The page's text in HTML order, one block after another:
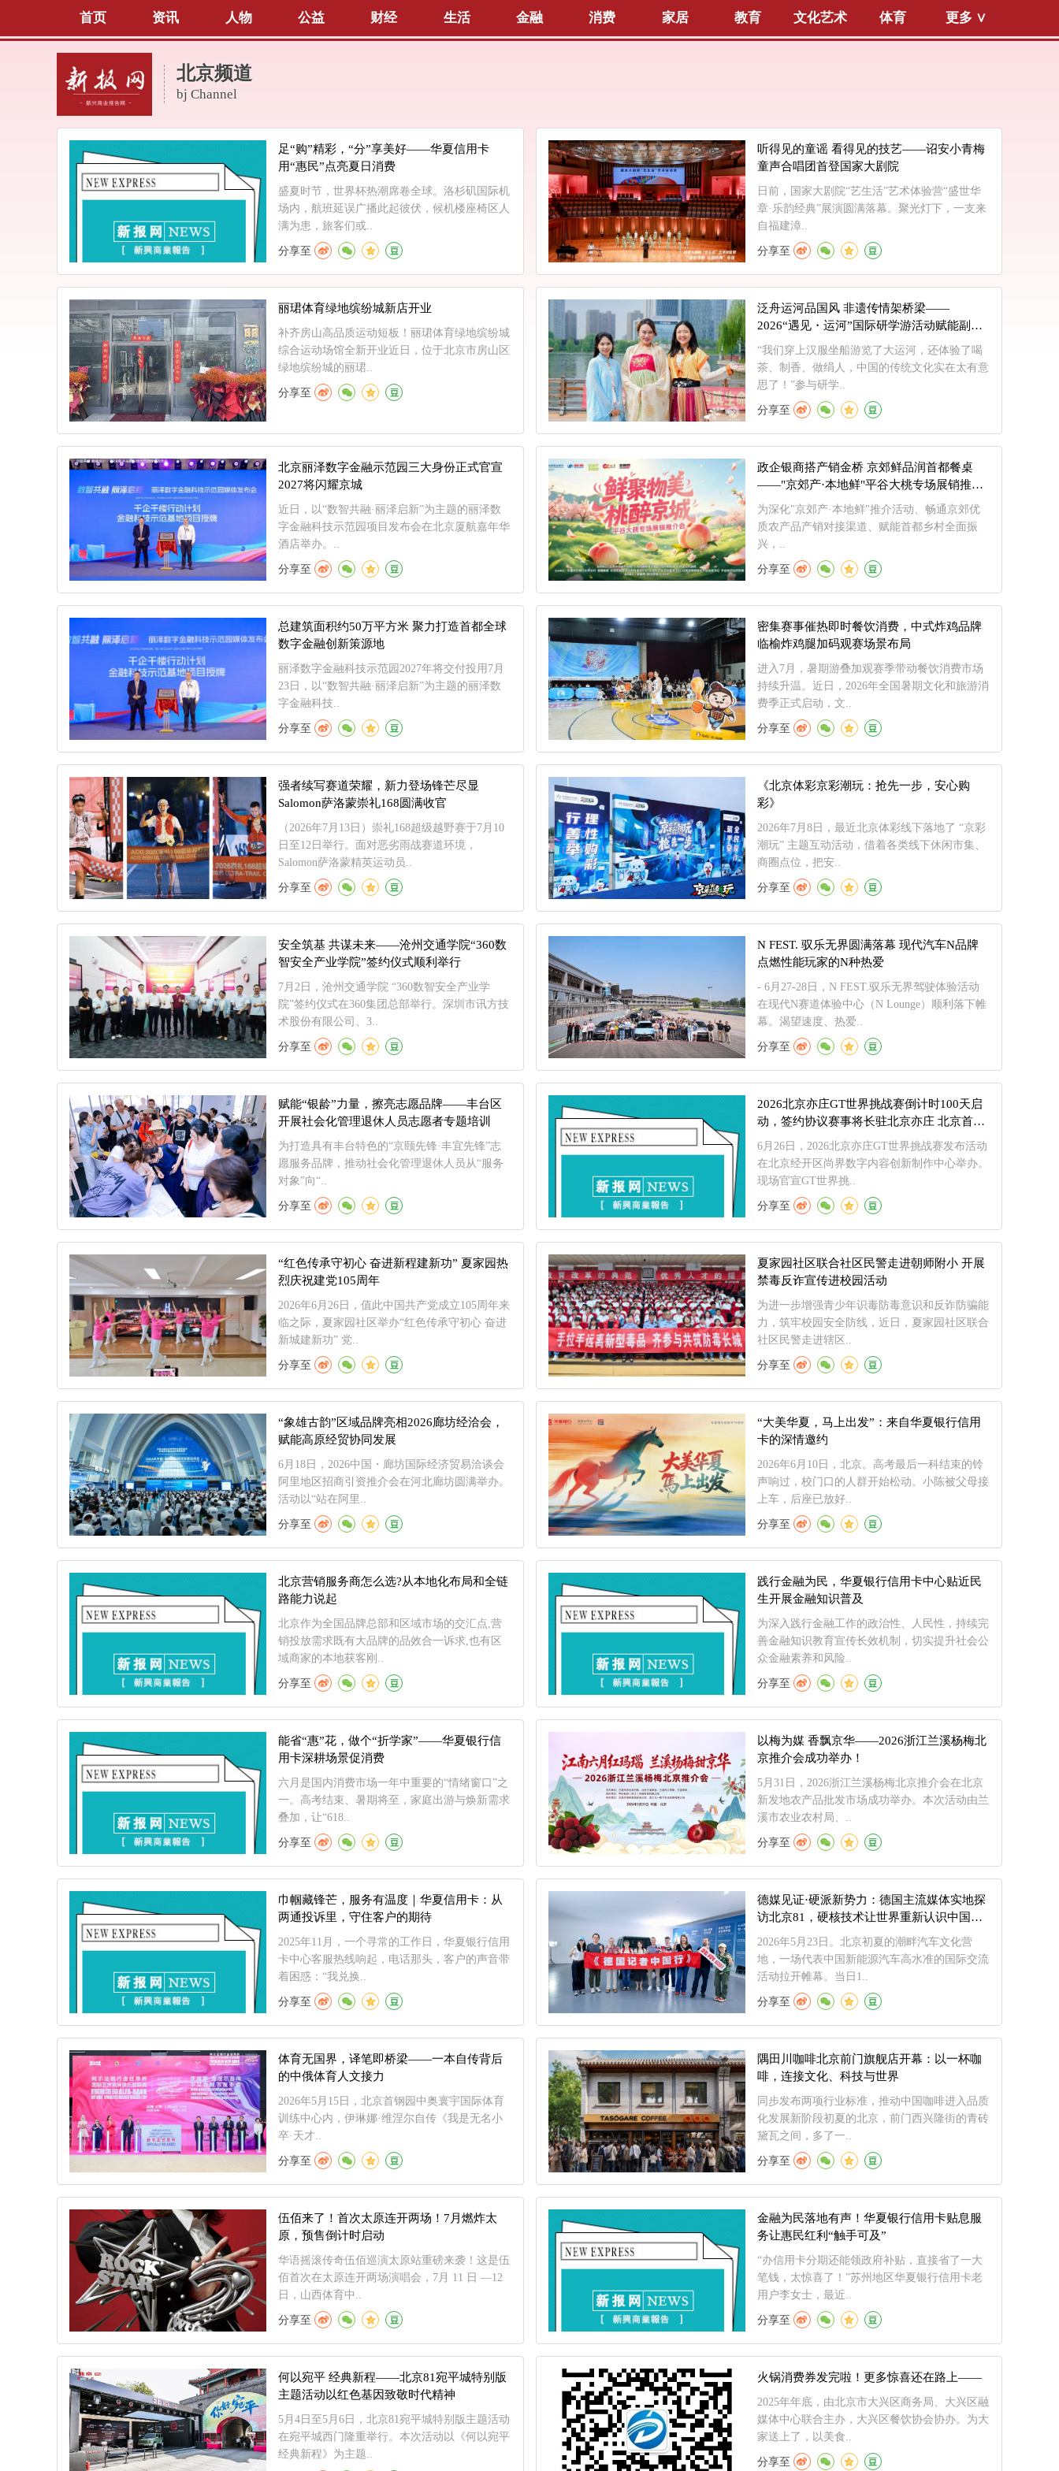
首页 资讯 人物 公益 财经 生活 金融 消费 家居 教育 文化艺术 体育 更多 ∨
北京频道
bj Channel
足“购”精彩，“分”享美好——华夏信用卡
用“惠民”点亮夏日消费
盛夏时节，世界杯热潮席卷全球。洛杉矶国际机
场内，航班延误广播此起彼伏，候机楼座椅区人
满为患，旅客们或..
分享至
听得见的童谣 看得见的技艺——诏安小青梅
童声合唱团首登国家大剧院
日前，国家大剧院“艺生活”艺术体验营“盛世华
章·乐韵经典”展演圆满落幕。聚光灯下，一支来
自福建漳..
分享至
丽珺体育绿地缤纷城新店开业
补齐房山高品质运动短板！丽珺体育绿地缤纷城
综合运动场馆全新开业近日，位于北京市房山区
绿地缤纷城的丽珺..
分享至
泛舟运河品国风 非遗传情架桥梁——
2026“遇见・运河”国际研学游活动赋能副中
心入境游发展
“我们穿上汉服坐船游览了大运河，还体验了喝
茶、制香、做绢人，中国的传统文化实在太有意
思了！”参与研学..
分享至
北京丽泽数字金融示范园三大身份正式官宣
2027将闪耀京城
近日，以“数智共融·丽泽启新”为主题的丽泽数
字金融科技示范园项目发布会在北京厦航嘉年华
酒店举办。..
分享至
政企银商搭产销金桥 京郊鲜品润首都餐桌
——"京郊产·本地鲜"平谷大桃专场展销推介
会圆满启幕
为深化"京郊产·本地鲜"推介活动、畅通京郊优
质农产品产销对接渠道、赋能首都乡村全面振
兴，..
分享至
总建筑面积约50万平方米 聚力打造首都全球
数字金融创新策源地
丽泽数字金融科技示范园2027年将交付投用7月
23日，以“数智共融·丽泽启新”为主题的丽泽数
字金融科技..
分享至
密集赛事催热即时餐饮消费，中式炸鸡品牌
临榆炸鸡腿加码观赛场景布局
进入7月，暑期游叠加观赛季带动餐饮消费市场
持续升温。近日，2026年全国暑期文化和旅游消
费季正式启动，文..
分享至
强者续写赛道荣耀，新力登场锋芒尽显
Salomon萨洛蒙崇礼168圆满收官
（2026年7月13日）崇礼168超级越野赛于7月10
日至12日举行。面对恶劣雨战赛道环境，
Salomon萨洛蒙精英运动员..
分享至
《北京体彩京彩潮玩：抢先一步，安心购
彩》
2026年7月8日，最近北京体彩线下落地了 “京彩
潮玩” 主题互动活动，借着各类线下休闲市集、
商圈点位，把安..
分享至
安全筑基 共谋未来——沧州交通学院“360数
智安全产业学院”签约仪式顺利举行
7月2日，沧州交通学院 “360数智安全产业学
院”签约仪式在360集团总部举行。深圳市讯方技
术股份有限公司、3..
分享至
N FEST. 驭乐无界圆满落幕 现代汽车N品牌
点燃性能玩家的N种热爱
- 6月27-28日，N FEST.驭乐无界驾驶体验活动
在现代N赛道体验中心（N Lounge）顺利落下帷
幕。渴望速度、热爱..
分享至
赋能“银龄”力量，擦亮志愿品牌——丰台区
开展社会化管理退休人员志愿者专题培训
为打造具有丰台特色的“京颐先锋·丰宜先锋”志
愿服务品牌，推动社会化管理退休人员从“服务
对象”向“..
分享至
2026北京亦庄GT世界挑战赛倒计时100天启
动，签约协议赛事将长驻北京亦庄 北京首个
赛车文化聚落亮相
6月26日，2026北京亦庄GT世界挑战赛发布活动
在北京经开区尚界数字内容创新制作中心举办。
现场官宣GT世界挑..
分享至
“红色传承守初心 奋进新程建新功” 夏家园热
烈庆祝建党105周年
2026年6月26日，值此中国共产党成立105周年来
临之际，夏家园社区举办“红色传承守初心 奋进
新城建新功” 党..
分享至
夏家园社区联合社区民警走进朝师附小 开展
禁毒反诈宣传进校园活动
为进一步增强青少年识毒防毒意识和反诈防骗能
力，筑牢校园安全防线，近日，夏家园社区联合
社区民警走进辖区..
分享至
“象雄古韵”区域品牌亮相2026廊坊经洽会，
赋能高原经贸协同发展
6月18日，2026中国・廊坊国际经济贸易洽谈会
阿里地区招商引资推介会在河北廊坊圆满举办。
活动以“站在阿里..
分享至
“大美华夏，马上出发”：来自华夏银行信用
卡的深情邀约
2026年6月10日，北京。高考最后一科结束的铃
声响过，校门口的人群开始松动。小陈被父母接
上车，后座已放好..
分享至
北京营销服务商怎么选?从本地化布局和全链
路能力说起
北京作为全国品牌总部和区域市场的交汇点,营
销投放需求既有大品牌的品效合一诉求,也有区
域商家的本地获客刚..
分享至
践行金融为民，华夏银行信用卡中心贴近民
生开展金融知识普及
为深入践行金融工作的政治性、人民性，持续完
善金融知识教育宣传长效机制，切实提升社会公
众金融素养和风险..
分享至
能省“惠”花，做个“折学家”——华夏银行信
用卡深耕场景促消费
六月是国内消费市场一年中重要的“情绪窗口”之
一。高考结束、暑期将至，家庭出游与焕新需求
叠加，让“618..
分享至
以梅为媒 香飘京华——2026浙江兰溪杨梅北
京推介会成功举办！
5月31日，2026浙江兰溪杨梅北京推介会在北京
新发地农产品批发市场成功举办。本次活动由兰
溪市农业农村局、..
分享至
巾帼藏锋芒，服务有温度｜华夏信用卡：从
两通投诉里，守住客户的期待
2025年11月，一个寻常的工作日，华夏银行信用
卡中心客服热线响起，电话那头，客户的声音带
着困惑：“我兑换..
分享至
德媒见证·硬派新势力：德国主流媒体实地探
访北京81，硬核技术让世界重新认识中国智
2026年5月23日。北京初夏的潮畔汽车文化营
地，一场代表中国新能源汽车高水准的国际交流
活动拉开帷幕。当日1..
分享至
体育无国界，译笔即桥梁——一本自传背后
的中俄体育人文接力
2026年5月15日，北京首钢园中奥寰宇国际体育
训练中心内，伊琳娜·维涅尔自传《我是无名小
卒·天才..
分享至
隅田川咖啡北京前门旗舰店开幕：以一杯咖
啡，连接文化、科技与世界
同步发布两项行业标准，推动中国咖啡进入品质
化发展新阶段初夏的北京，前门西兴隆街的青砖
黛瓦之间，多了一..
分享至
伍佰来了！首次太原连开两场！7月燃炸太
原，预售倒计时启动
华语摇滚传奇伍佰巡演太原站重磅来袭！这是伍
佰首次在太原连开两场演唱会，7月 11 日 —12
日，山西体育中..
分享至
金融为民落地有声！华夏银行信用卡贴息服
务让惠民红利“触手可及”
“办信用卡分期还能领政府补贴，直接省了一大
笔钱，太惊喜了！”苏州地区华夏银行信用卡老
用户李女士，最近..
分享至
何以宛平 经典新程——北京81宛平城特别版
主题活动以红色基因致敬时代精神
5月4日至5月6日，北京81宛平城特别版主题活动
在宛平城西门隆重举行。本次活动以《何以宛平
经典新程》为主题..
火锅消费券发完啦！更多惊喜还在路上——
2025年年底，由北京市大兴区商务局、大兴区融
媒体中心联合主办，大兴区餐饮协会协办。为大
家送上了，以美食..
分享至